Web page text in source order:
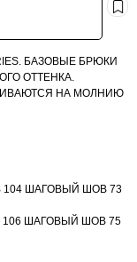
БАЗОВЫЕ БРЮКИ
ОТТЕНКА.
НА МОЛНИЮ
104 ШАГОВЫЙ ШОВ 73
106 ШАГОВЫЙ ШОВ 75